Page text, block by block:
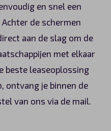
en snel een
de schermen
aan de slag om de
met elkaar
beste leaseoplossing
ontvang je binnen de
van ons via de mail.